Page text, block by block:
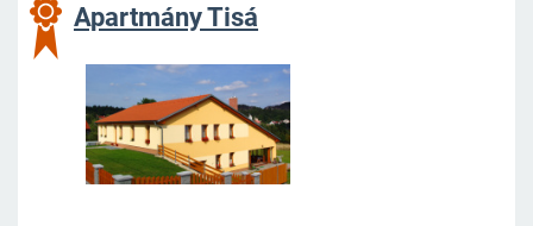
Apartmány Tisá